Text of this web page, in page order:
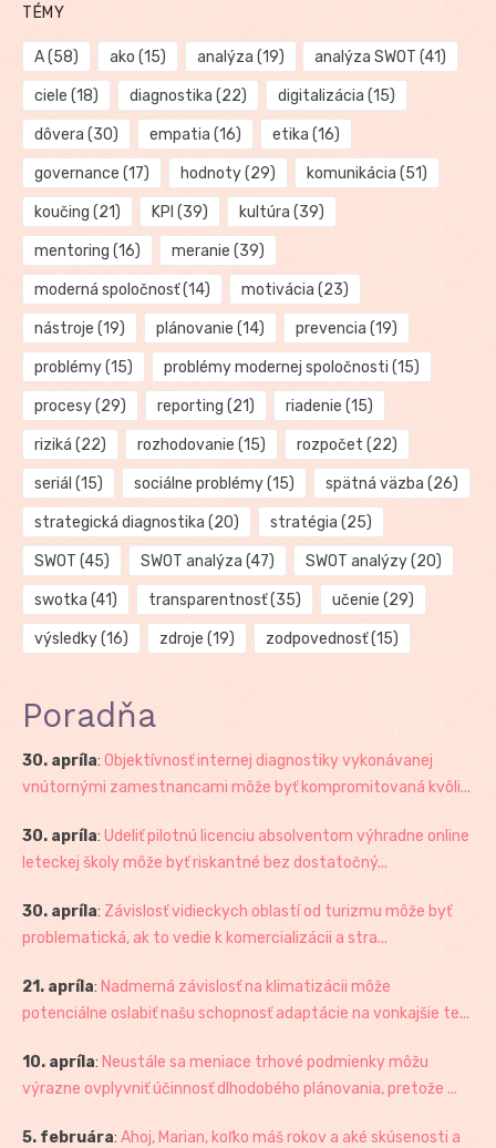
TÉMY
A(58) ako (15) analýza (19) analýza SWOT (41)
ciele (18) diagnostika (22) digitalizácia (15)
dôvera (30) empatia (16) etika (16)
governance (17) hodnoty(29) komunikácia (51)
koučing (21) KPI (39) kultúra (39)
mentoring (16) meranie (39)
moderná spoločnosť(14) motivácia (23)
nástroje (19) plánovanie (14) prevencia (19)
problémy(15) problémy modernej spoločnosti (15)
procesy(29) reporting (21) riadenie (15)
riziká (22) rozhodovanie (15) rozpočet (22)
seriál (15) sociálne problémy(15) spätná väzba (26)
strategická diagnostika (20) stratégia (25)
SWOT (45) SWOT analýza (47) SWOT analýzy(20)
swotka (41) transparentnosť(35) učenie (29)
výsledky(16) zdroje (19) zodpovednosť(15)
Poradňa
30. apríla: Objektívnosť internej diagnostiky vykonávanej
vnútornými zamestnancami môže byť kompromitovaná kvôli...
30. apríla: Udeliť pilotnú licenciu absolventom výhradne online
leteckej školy môže byť riskantné bez dostatočný...
30. apríla: Závislosť vidieckych oblastí od turizmu môže byť
problematická, ak to vedie k komercializácii a stra...
21. apríla: Nadmerná závislosť na klimatizácii môže
potenciálne oslabiť našu schopnosť adaptácie na vonkajšie te...
10. apríla: Neustále sa meniace trhové podmienky môžu
výrazne ovplyvniť účinnosť dlhodobého plánovania, pretože ...
5. februára: Ahoj, Marian, koľko máš rokov a aké skúsenosti a